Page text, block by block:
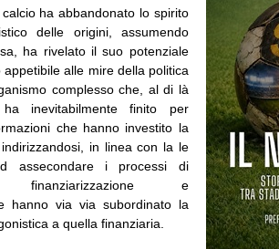
ha abbandonato lo spirito
delle origini, assumendo
ha rivelato il suo potenziale
alle mire della politica
complesso che, al di là
inevitabilmente finito per
che hanno investito la
in linea con la le
assecondare i processi di
finanziarizzazione e
hanno via via subordinato la
a quella finanziaria.